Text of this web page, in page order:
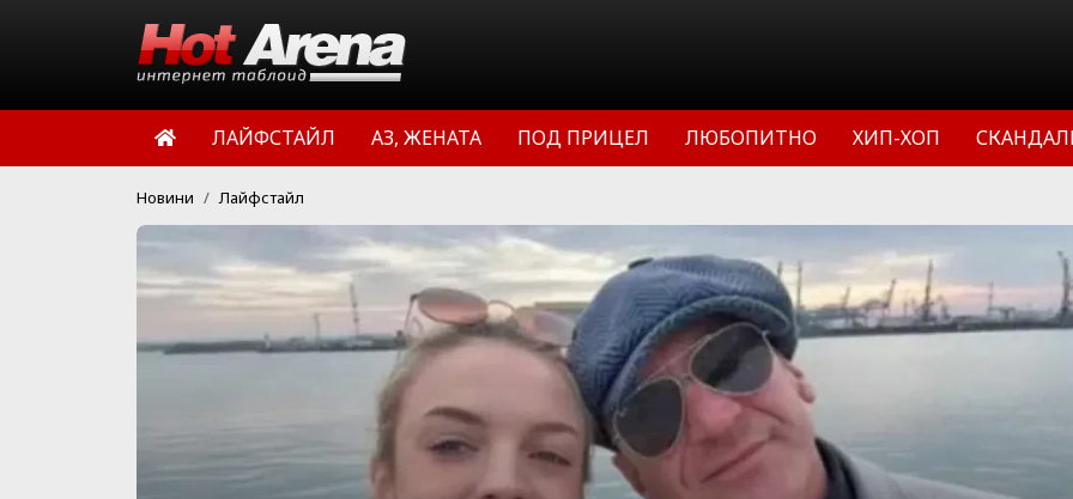
ЛАЙФСТАЙЛ АЗ, ЖЕНАТА ПОД ПРИЦЕЛ ЛЮБОПИТНО ХИП-ХОП
Новини Лайфстайл